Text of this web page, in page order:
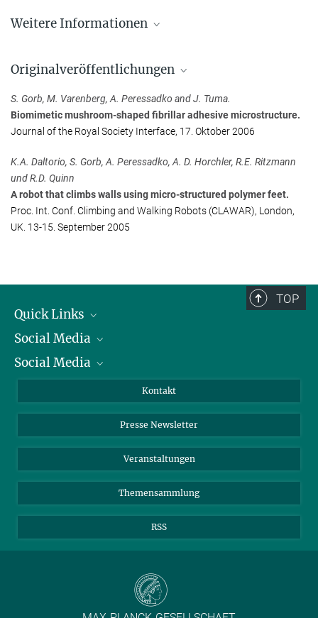
Max-Planck-Institut für Intelligente Systeme, Standort Stuttgart,
+49 711 689-3414
s.gorb@...
Weitere Informationen
Haarige Füße kleben besser an einer feuchten Decke
Antihaft-Beschichtung lässt Insekten keine Chance
Seidendrüsen lassen Spinnenbeine besser haften
Kleben ohne Klebstoff
Originalveröffentlichungen
S. Gorb, M. Varenberg, A. Peressadko and J. Tuma.
Biomimetic mushroom-shaped fibrillar adhesive microstructure.
Journal of the Royal Society Interface, 17. Oktober 2006
K.A. Daltorio, S. Gorb, A. Peressadko, A. D. Horchler, R.E. Ritzmann
und R.D. Quinn
A robot that climbs walls using micro-structured polymer feet.
Proc. Int. Conf. Climbing and Walking Robots (CLAWAR), London,
UK. 13-15. September 2005
TOP
Quick Links
Präsident
Zahlen und Fakten
Social Media
Bluesky
TikTok
Social Media
Instagram
YouTube
Kontakt
Presse Newsletter
Veranstaltungen
Themensammlung
RSS